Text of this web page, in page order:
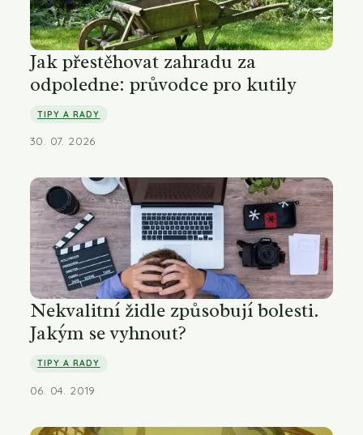
Jak přestěhovat zahradu za
odpoledne: průvodce pro kutily
TIPY A RADY
30. 07. 2026
Nekvalitní židle způsobují bolesti.
Jakým se vyhnout?
TIPY A RADY
06. 04. 2019